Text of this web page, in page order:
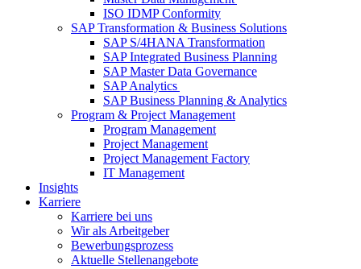
ISO IDMP Conformity
SAP Transformation & Business Solutions
SAP S/4HANA Transformation
SAP Integrated Business Planning
SAP Master Data Governance
SAP Analytics
SAP Business Planning & Analytics
Program & Project Management
Program Management
Project Management
Project Management Factory
IT Management
Insights
Karriere
Karriere bei uns
Wir als Arbeitgeber
Bewerbungsprozess
Aktuelle Stellenangebote